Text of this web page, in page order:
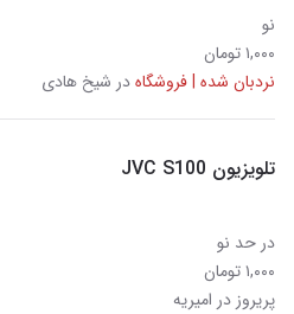
نو
۱,۰۰۰ تومان
نردبان شده | فروشگاهدر شیخ هادی
تلویزیون JVC S100
در حد نو
۱,۰۰۰ تومان
پریروز در امیریه